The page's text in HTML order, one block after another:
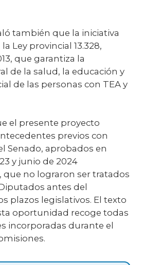
también que la iniciativa
Ley provincial 13.328,
que garantiza la
de la salud, la educación y
de las personas con TEA y
el presente proyecto
previos con
Senado, aprobados en
y junio de 2024
que no lograron ser tratados
antes del
plazos legislativos. El texto
oportunidad recoge todas
incorporadas durante el